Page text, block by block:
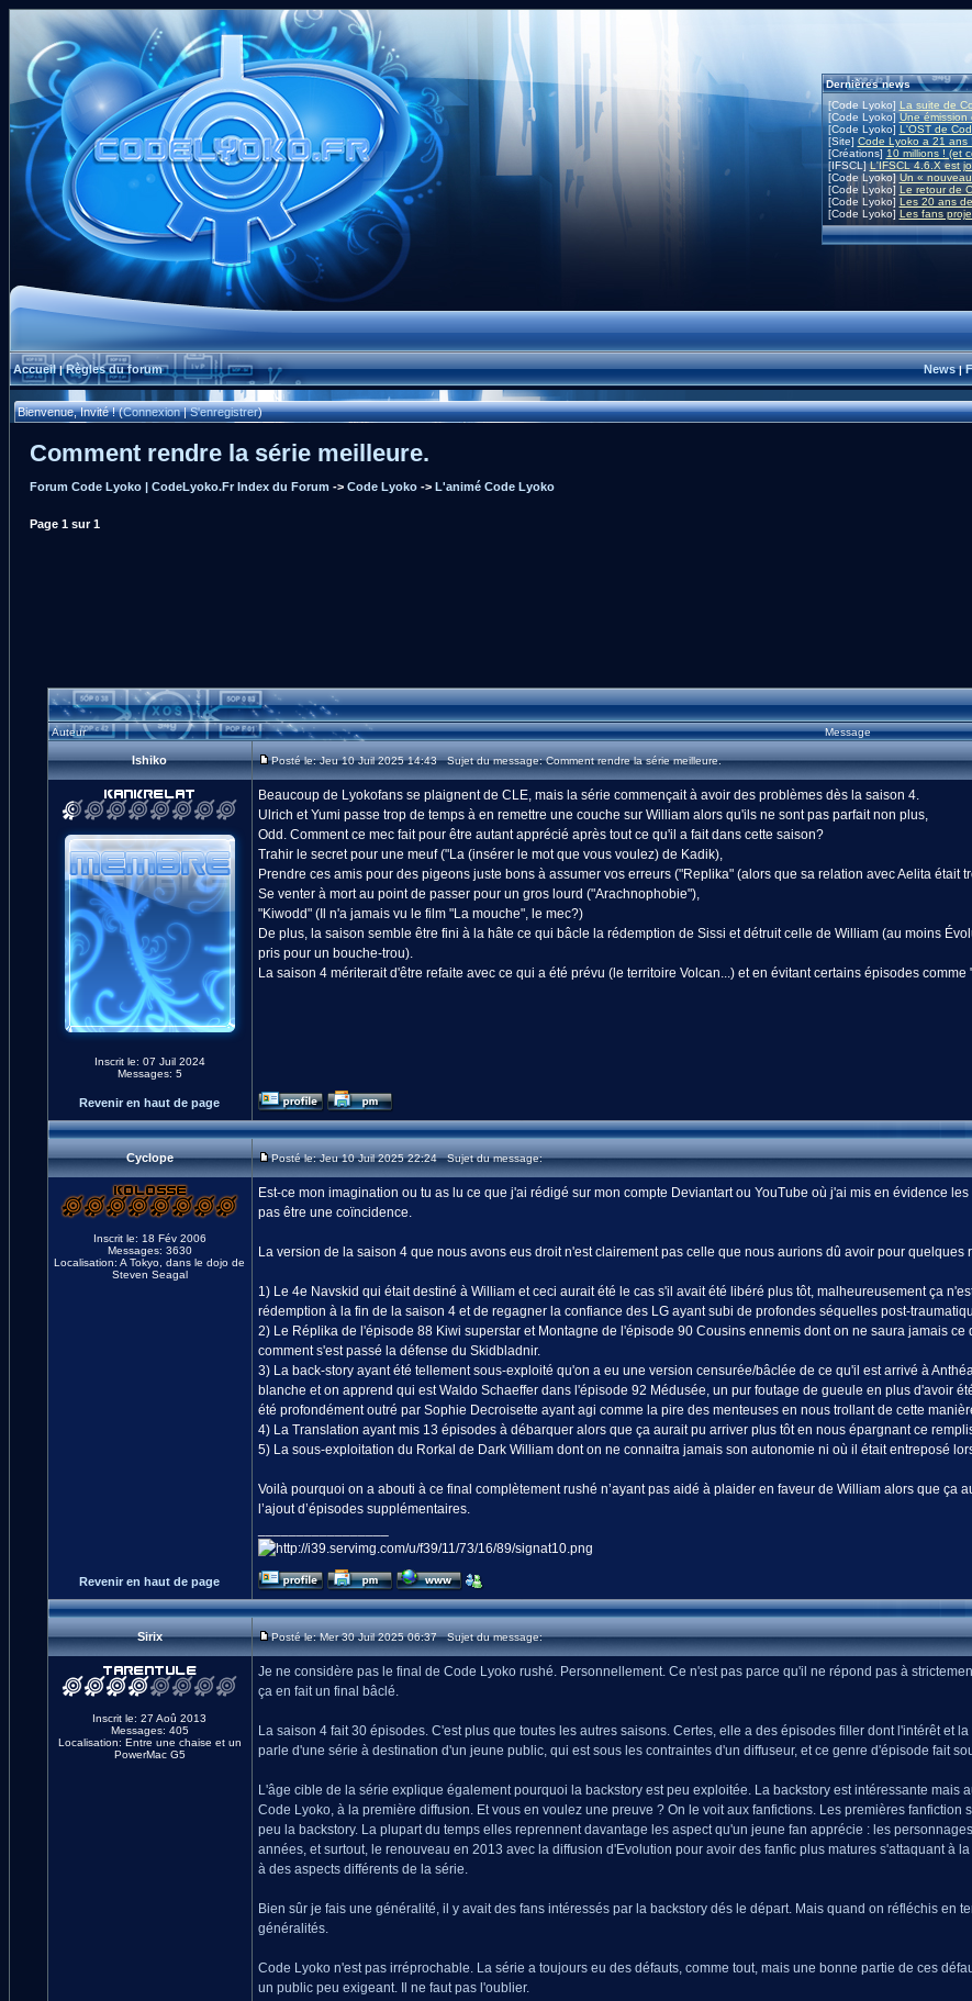
Dernières news
[Code Lyoko] La suite de
[Code Lyoko]Une émission
[Code Lyoko] L'OST de
[Site] Code Lyoko a 21 ans !
[Créations] 10 millions ! (et
[IFSCL]L'IFSCL 4.6.X est
[Code Lyoko] Un « nouveau
[Code Lyoko] Le retour de
[Code Lyoko] Les 20 ans
[Code Lyoko] Les fans
Accueil|Règles du forum News|
Bienvenue, Invité ! (Connexion|S'enregistrer)
Comment rendre la série meilleure.
Forum Code Lyoko | CodeLyoko.Fr Index du Forum -> Code Lyoko-> L'animé Code Lyoko
Page 1sur1
Auteur Message
Ishiko Posté le: Jeu 10 Juil 2025 14:43 Sujet du message: Comment rendre la série meilleure.
Inscrit le: 07 Juil 2024
Messages: 5
Beaucoup de Lyokofans se plaignent de CLE, mais la série commençait à avoir des problèmes dès la saison 4.
Ulrich et Yumi passe trop de temps à en remettre une couche sur William alors qu'ils ne sont pas parfait non plus,
Odd. Comment ce mec fait pour être autant apprécié après tout ce qu'il a fait dans cette saison?
Trahir le secret pour une meuf ("La (insérer le mot que vous voulez) de Kadik),
Prendre ces amis pour des pigeons juste bons à assumer vos erreurs ("Replika" (alors que sa relation avec Aelita était
Se venter à mort au point de passer pour un gros lourd ("Arachnophobie"),
"Kiwodd" (Il n'a jamais vu le film "La mouche", le mec?)
De plus, la saison semble être fini à la hâte ce qui bâcle la rédemption de Sissi et détruit celle de William (au moins
pris pour un bouche-trou).
La saison 4 mériterait d'être refaite avec ce qui a été prévu (le territoire Volcan...) et en évitant certains épisodes comme
Revenir en haut de page
Cyclope Posté le: Jeu 10 Juil 2025 22:24 Sujet du message:
Inscrit le: 18 Fév 2006
Messages: 3630
Localisation: A Tokyo, dans le dojo de
Steven Seagal
Est-ce mon imagination ou tu as lu ce que j'ai rédigé sur mon compte Deviantart ou YouTube où j'ai mis en évidence
pas être une coïncidence.
La version de la saison 4 que nous avons eus droit n'est clairement pas celle que nous aurions dû avoir pour quelques
1) Le 4e Navskid qui était destiné à William et ceci aurait été le cas s'il avait été libéré plus tôt, malheureusement ça
rédemption à la fin de la saison 4 et de regagner la confiance des LG ayant subi de profondes séquelles post-
2) Le Réplika de l'épisode 88 Kiwi superstar et Montagne de l'épisode 90 Cousins ennemis dont on ne saura jamais
comment s'est passé la défense du Skidbladnir.
3) La back-story ayant été tellement sous-exploité qu'on a eu une version censurée/bâclée de ce qu'il est arrivé à
blanche et on apprend qui est Waldo Schaeffer dans l'épisode 92 Médusée, un pur foutage de gueule en plus d'avoir
été profondément outré par Sophie Decroisette ayant agi comme la pire des menteuses en nous trollant de cette
4) La Translation ayant mis 13 épisodes à débarquer alors que ça aurait pu arriver plus tôt en nous épargnant ce
5) La sous-exploitation du Rorkal de Dark William dont on ne connaitra jamais son autonomie ni où il était entreposé
Voilà pourquoi on a abouti à ce final complètement rushé n’ayant pas aidé à plaider en faveur de William alors que ça
l’ajout d’épisodes supplémentaires.
Revenir en haut de page
Sirix Posté le: Mer 30 Juil 2025 06:37 Sujet du message:
Inscrit le: 27 Aoû 2013
Messages: 405
Localisation: Entre une chaise et un
PowerMac G5
Je ne considère pas le final de Code Lyoko rushé. Personnellement. Ce n'est pas parce qu'il ne répond pas à
ça en fait un final bâclé.
La saison 4 fait 30 épisodes. C'est plus que toutes les autres saisons. Certes, elle a des épisodes filler dont l'intérêt et
parle d'une série à destination d'un jeune public, qui est sous les contraintes d'un diffuseur, et ce genre d'épisode fait
L'âge cible de la série explique également pourquoi la backstory est peu exploitée. La backstory est intéressante
Code Lyoko, à la première diffusion. Et vous en voulez une preuve ? On le voit aux fanfictions. Les premières
peu la backstory. La plupart du temps elles reprennent davantage les aspect qu'un jeune fan apprécie : les
années, et surtout, le renouveau en 2013 avec la diffusion d'Evolution pour avoir des fanfic plus matures s'attaquant à
à des aspects différents de la série.
Bien sûr je fais une généralité, il y avait des fans intéressés par la backstory dés le départ. Mais quand on réfléchis en
généralités.
Code Lyoko n'est pas irréprochable. La série a toujours eu des défauts, comme tout, mais une bonne partie de ces
un public peu exigeant. Il ne faut pas l'oublier.